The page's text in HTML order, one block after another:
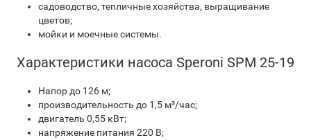
садоводство, тепличные хозяйства, выращивание
цветов;
мойки и моечные системы.
Характеристики насоса Speroni SPM 25-19
Напор до 126 м;
производительность до 1,5 м³/час;
двигатель 0,55 кВт;
напряжение питания 220 В;